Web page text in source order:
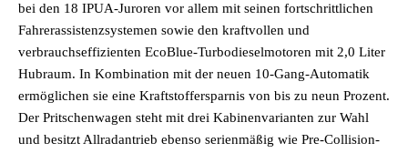
bei den 18 IPUA-Juroren vor allem mit seinen fortschrittlichen
Fahrerassistenzsystemen sowie den kraftvollen und
verbrauchseffizienten EcoBlue-Turbodieselmotoren mit 2,0 Liter
Hubraum. In Kombination mit der neuen 10-Gang-Automatik
ermöglichen sie eine Kraftstoffersparnis von bis zu neun Prozent.
Der Pritschenwagen steht mit drei Kabinenvarianten zur Wahl
und besitzt Allradantrieb ebenso serienmäßig wie Pre-Collision-